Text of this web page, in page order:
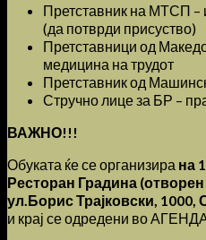
Претставник на МТСП –
(да потврди присуство)
Претставници од
медицина на трудот
Претставник од
Стручно лице за БР –
ВАЖНО!!!
Обуката ќе се организира на
Ресторан Градина (отворен
ул.Борис Трајковски, 1000,
и крај се одредени во